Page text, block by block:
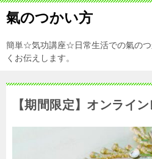
氣のつかい方
簡単☆気功講座☆日常生活での氣のつ
くお伝えします。
【期間限定】オンライ